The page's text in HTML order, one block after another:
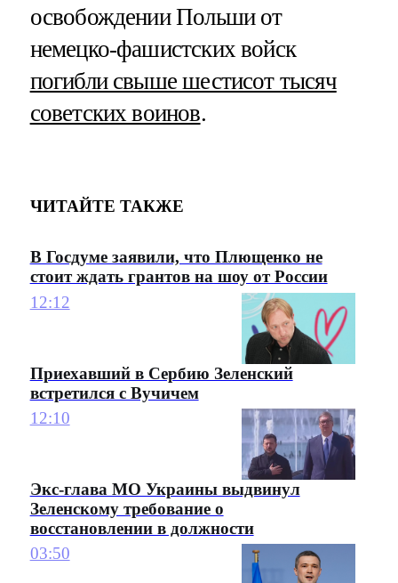
освобождении Польши от
немецко-фашистских войск
погибли свыше шестисот тысяч
советских воинов.
ЧИТАЙТЕ ТАКЖЕ
В Госдуме заявили, что Плющенко не
стоит ждать грантов на шоу от России
12:12
Приехавший в Сербию Зеленский
встретился с Вучичем
12:10
Экс-глава МО Украины выдвинул
Зеленскому требование о
восстановлении в должности
03:50